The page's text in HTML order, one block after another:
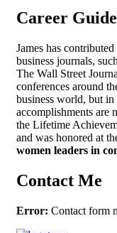
Career
James has
business journals,
The Wall Street
conferences around
business world, but in
accomplishments are
the Lifetime
and was honored at
women leaders in
Contact Me
Error: Contact form